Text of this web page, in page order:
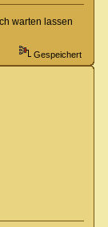
warten lassen
Gespeichert